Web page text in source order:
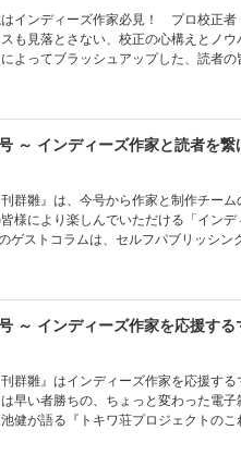
小説〉 魂を揺さぶる音楽とヒューマ
が約束の地へ向かう ●儚月響『妻は
ト 制作チーム：0.9Gravitation／宮比のん／原田
インディーズ作家必見！ プロ校正者
ない、校正の心構えとノウハウを伝授！ そのほ
よってブラッシュアップした、読者
●淡波亮作『俺は宇宙人』〈小説〉
〈小説〉 ＳＮＳの裏側に広がるアブ
で炎上しないための身の御しかた ●に
るのか ●竹島八百富『アニー』〈小説
〉 高校生四人組は訓練施設で鬼教官
で、いつもと違う会話 ●魅上満〈表紙
のん／原田晶文／晴海まどか／竹元かつ
～ インディーズ作家と読者を繋
群雛』は、今号から作家と制作チー
により楽しんでいただける「インデ
エピソード・ゼロ』〈小説〉 スラ
ちゃん』〈小説〉 センス・オブ・ワン
コラム〉 インディーズ作家に役立つ
西尾維新氏、マッツ・ミケルセン氏
米田淳一『もう一つのアスタリスク』
玲『夏のかけら』〈小説〉 バリ島で
飲み鬼子は鬼神に生まれ出づ 制作チーム：
～ インディーズ作家を応援する
群雛』はインディーズ作家を応援す
の、ちょっと変わった電子雑誌です。 2016年01
健が語る『トキワ荘プロジェクトの